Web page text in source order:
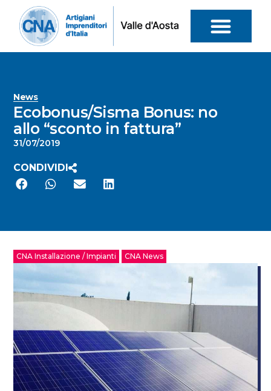
News
Ecobonus/Sisma Bonus: no
allo “sconto in fattura”
31/07/2019
CONDIVIDI
CNA Installazione / Impianti CNA News